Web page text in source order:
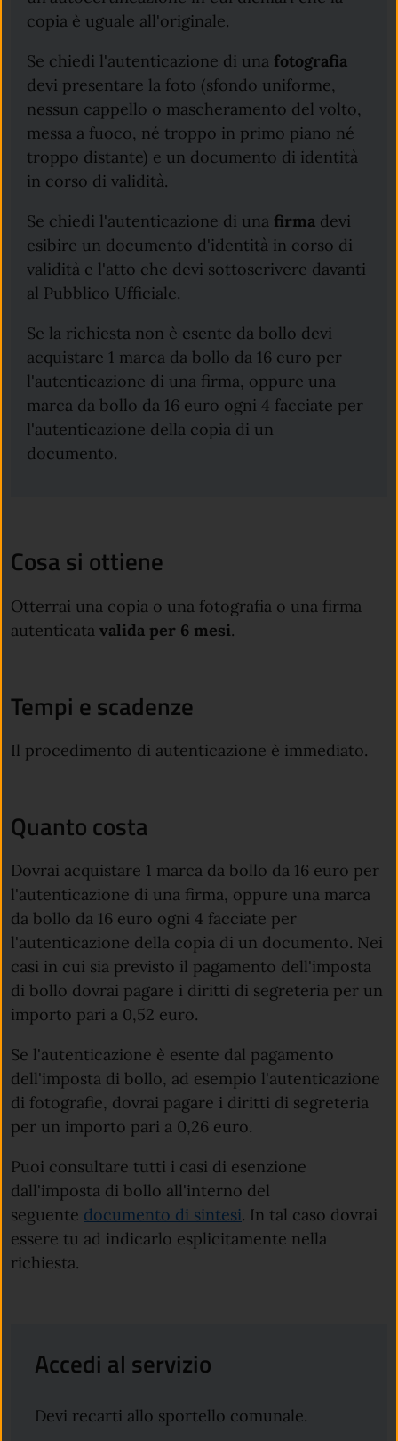
copia è uguale all'originale.
Se chiedi l'autenticazione di una fotografia
devi presentare la foto (sfondo uniforme,
nessun cappello o mascheramento del volto,
messa a fuoco, né troppo in primo piano né
troppo distante) e un documento di identità
in corso di validità.
Se chiedi l'autenticazione di una firma devi
esibire un documento d'identità in corso di
validità e l'atto che devi sottoscrivere davanti
al Pubblico Ufficiale.
Se la richiesta non è esente da bollo devi
acquistare 1 marca da bollo da 16 euro per
l'autenticazione di una firma, oppure una
marca da bollo da 16 euro ogni 4 facciate per
l'autenticazione della copia di un
documento.
Cosa si ottiene
Otterrai una copia o una fotografia o una firma
autenticata valida per 6 mesi.
Tempi e scadenze
Il procedimento di autenticazione è immediato.
Quanto costa
Dovrai acquistare 1 marca da bollo da 16 euro per
l'autenticazione di una firma, oppure una marca
da bollo da 16 euro ogni 4 facciate per
l'autenticazione della copia di un documento. Nei
casi in cui sia previsto il pagamento dell'imposta
di bollo dovrai pagare i diritti di segreteria per un
importo pari a 0,52 euro.
Se l'autenticazione è esente dal pagamento
dell'imposta di bollo, ad esempio l'autenticazione
di fotografie, dovrai pagare i diritti di segreteria
per un importo pari a 0,26 euro.
Puoi consultare tutti i casi di esenzione
dall'imposta di bollo all'interno del
seguente documento di sintesi. In tal caso dovrai
essere tu ad indicarlo esplicitamente nella
richiesta.
Accedi al servizio
Devi recarti allo sportello comunale.